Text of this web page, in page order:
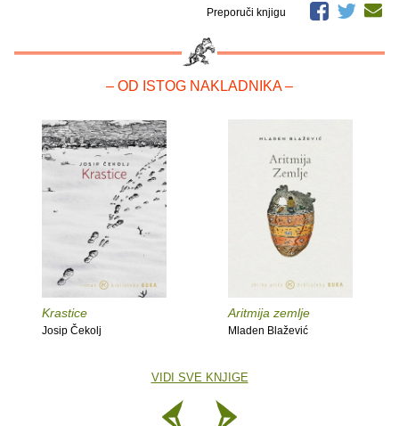
Preporuči knjigu
– OD ISTOG NAKLADNIKA –
Krastice
Josip Čekolj
Aritmija zemlje
Mladen Blažević
VIDI SVE KNJIGE